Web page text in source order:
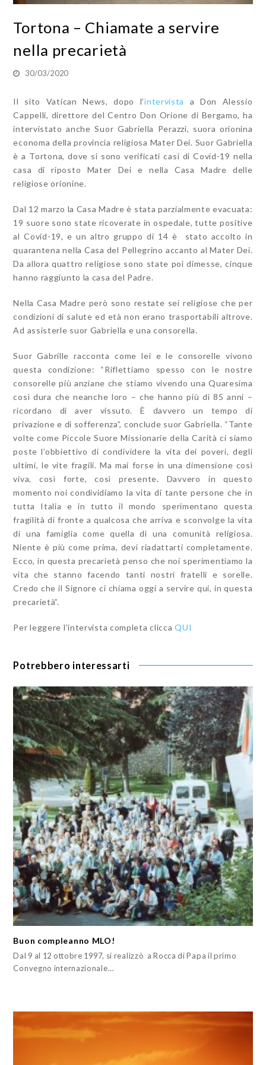
Tortona – Chiamate a servire
nella precarietà
30/03/2020
Il sito Vatican News, dopo l’intervista
a Don Alessio
Cappelli, direttore del Centro Don Orione di Bergamo, ha
intervistato anche Suor Gabriella Perazzi, suora orionina
economa della provincia religiosa Mater Dei. Suor Gabriella
è a Tortona, dove si sono verificati casi di Covid-19 nella
casa di riposto Mater Dei e nella Casa Madre delle
religiose orionine.
Dal 12 marzo la Casa Madre è stata parzialmente evacuata:
19 suore sono state ricoverate in ospedale, tutte positive
al Covid-19, e un altro gruppo di 14 è stato accolto in
quarantena nella Casa del Pellegrino accanto al Mater Dei.
Da allora quattro religiose sono state poi dimesse, cinque
hanno raggiunto la casa del Padre.
Nella Casa Madre però sono restate sei religiose che per
condizioni di salute ed età non erano trasportabili altrove.
Ad assisterle suor Gabriella e una consorella.
Suor Gabrille racconta come lei e le consorelle vivono
questa condizione: “Riflettiamo spesso con le nostre
consorelle più anziane che stiamo vivendo una Quaresima
così dura che neanche loro – che hanno più di 85 anni –
ricordano di aver vissuto. È davvero un tempo di
privazione e di sofferenza”, conclude suor Gabriella. “Tante
volte come Piccole Suore Missionarie della Carità ci siamo
poste l’obbiettivo di condividere la vita dei poveri, degli
ultimi, le vite fragili. Ma mai forse in una dimensione così
viva, così forte, così presente. Davvero in questo
momento noi condividiamo la vita di tante persone che in
tutta Italia e in tutto il mondo sperimentano questa
fragilità di fronte a qualcosa che arriva e sconvolge la vita
di una famiglia come quella di una comunità religiosa.
Niente è più come prima, devi riadattarti completamente.
Ecco, in questa precarietà penso che noi sperimentiamo la
vita che stanno facendo tanti nostri fratelli e sorelle.
Credo che il Signore ci chiama oggi a servire qui, in questa
precarietà”.
Per leggere l’intervista completa cliccaQUI
Potrebbero interessarti
Buon compleanno MLO!
Dal 9 al 12 ottobre 1997, si realizzò a Rocca di Papa il primo
Convegno internazionale…